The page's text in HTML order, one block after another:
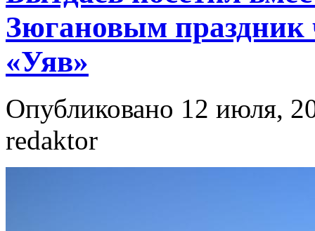
Зюгановым
«Уяв»
Опубликовано 12 июля,
redaktor